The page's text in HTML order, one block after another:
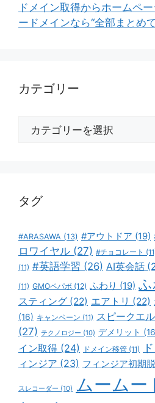
ドメイン取得からホームペ
ードメインなら“全部まとめ
カテゴリー
タグ
#ARASAWA (13) #アウトドア (19)
ロワイヤル (27) #チョコレート
(11) #英語学習 (26) AI英会話
(11) GMOペパボ (12) ふわり (19)
スティング (22) エアトリ (22)
(16) キャンペーン (11) スピークエル
(27) テクノロジー (10) デメリット
イン取得 (24) ドメイン移管 (11)
ィンジア (23) フィンジア初期
スレコーダー (10) ムームー